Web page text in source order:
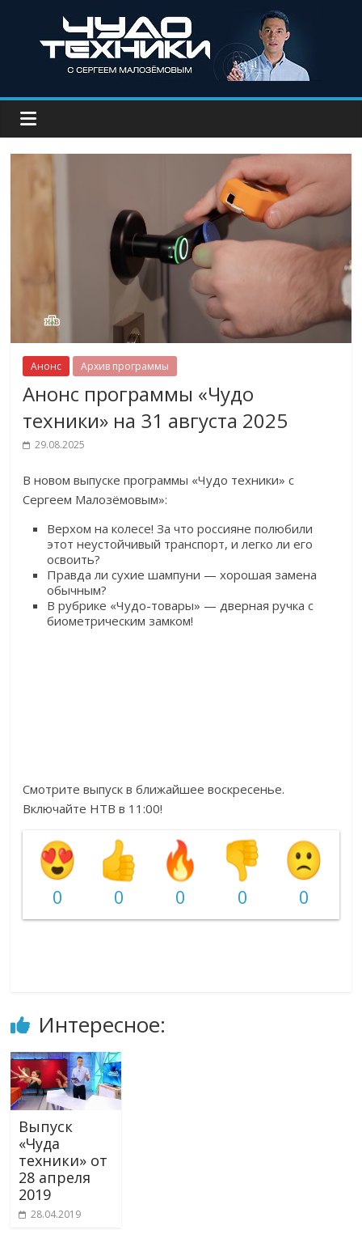
Анонс Архив программы
Анонс программы «Чудо
техники» на 31 августа 2025
29.08.2025
В новом выпуске программы «Чудо техники» с
Сергеем Малозёмовым»:
Верхом на колесе! За что россияне полюбили
этот неустойчивый транспорт, и легко ли его
освоить?
Правда ли сухие шампуни — хорошая замена
обычным?
В рубрике «Чудо-товары» — дверная ручка с
биометрическим замком!
Смотрите выпуск в ближайшее воскресенье.
Включайте НТВ в 11:00!
0 0 0 0 0
Интересное:
Выпуск
«Чуда
техники» от
28 апреля
2019
28.04.2019